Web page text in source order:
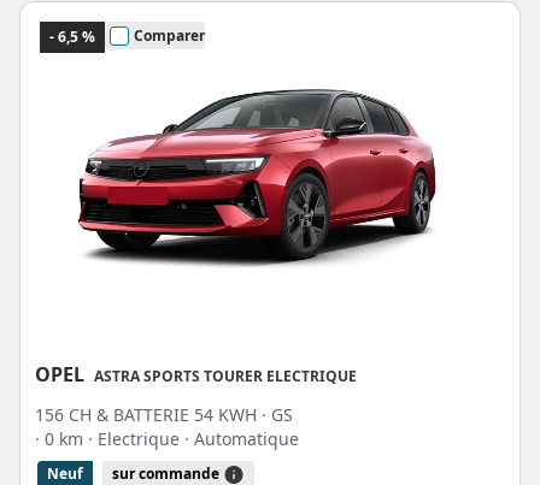
- 6,5 % Comparer
OPEL ASTRA SPORTS TOURER ELECTRIQUE
156 CH & BATTERIE 54 KWH · GS
· 0 km · Electrique · Automatique
Neuf sur commande